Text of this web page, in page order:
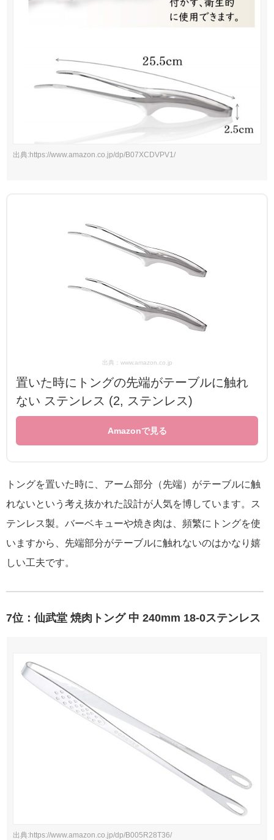
出典:https://www.amazon.co.jp/dp/B07XCDVPV1/
出典：www.amazon.co.jp
置いた時にトングの先端がテーブルに触れ
ない ステンレス (2, ステンレス)
Amazonで見る
トングを置いた時に、アーム部分（先端）がテーブルに触
れないという考え抜かれた設計が人気を博しています。ス
テンレス製。バーベキューや焼き肉は、頻繁にトングを使
いますから、先端部分がテーブルに触れないのはかなり嬉
しい工夫です。
7位：仙武堂 焼肉トング 中 240mm 18-0ステンレス
出典:https://www.amazon.co.jp/dp/B005R28T36/